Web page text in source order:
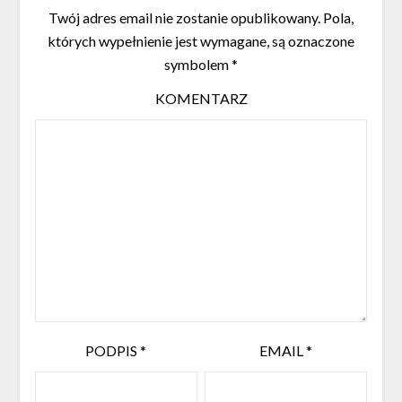
Twój adres email nie zostanie opublikowany. Pola,
których wypełnienie jest wymagane, są oznaczone
symbolem*
KOMENTARZ
PODPIS* EMAIL*